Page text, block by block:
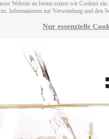
Website zu bieten setzen wir Cookies
zu. Informationen zur Verwendung und den
Nur essenzielle